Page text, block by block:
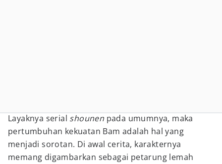
Layaknya serial shounen pada umumnya, maka
pertumbuhan kekuatan Bam adalah hal yang
menjadi sorotan. Di awal cerita, karakternya
memang digambarkan sebagai petarung lemah